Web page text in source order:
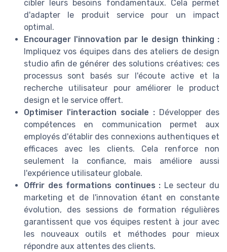
cibler leurs besoins fondamentaux. Cela permet
d'adapter le produit service pour un impact
optimal.
Encourager l'innovation par le design thinking :
Impliquez vos équipes dans des ateliers de design
studio afin de générer des solutions créatives; ces
processus sont basés sur l'écoute active et la
recherche utilisateur pour améliorer le product
design et le service offert.
Optimiser l'interaction sociale : Développer des
compétences en communication permet aux
employés d'établir des connexions authentiques et
efficaces avec les clients. Cela renforce non
seulement la confiance, mais améliore aussi
l'expérience utilisateur globale.
Offrir des formations continues : Le secteur du
marketing et de l'innovation étant en constante
évolution, des sessions de formation régulières
garantissent que vos équipes restent à jour avec
les nouveaux outils et méthodes pour mieux
répondre aux attentes des clients.